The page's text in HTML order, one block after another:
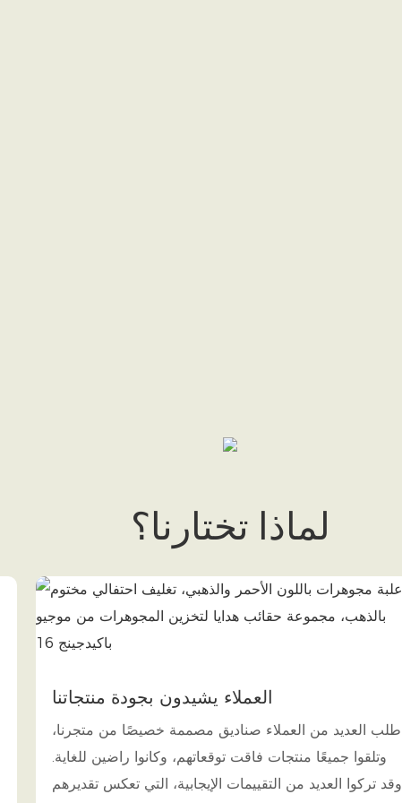
لماذا تختارنا؟
العملاء يشيدون بجودة منتجاتنا
طلب العديد من العملاء صناديق مصممة خصيصًا من متجرنا،
وتلقوا جميعًا منتجات فاقت توقعاتهم، وكانوا راضين للغاية.
وقد تركوا العديد من التقييمات الإيجابية، التي تعكس تقديرهم